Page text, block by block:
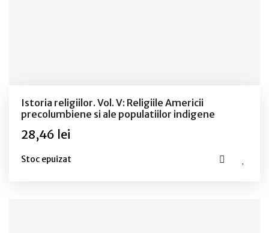
Istoria religiilor. Vol. V: Religiile Americii
precolumbiene si ale populatiilor indigene
28,46 lei
Stoc epuizat